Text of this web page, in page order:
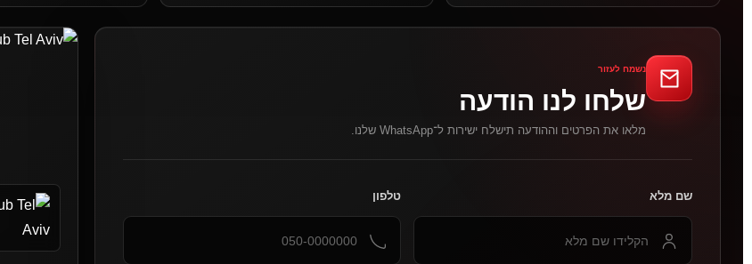
נשמח לעזור
שלחו לנו הודעה
מלאו את הפרטים וההודעה תישלח ישירות ל־WhatsApp שלנו.
שם מלא טלפון